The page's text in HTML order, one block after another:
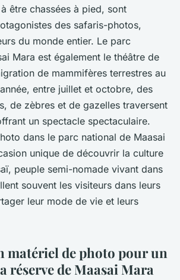
être chassées à pied, sont
des safaris-photos,
du monde entier. Le parc
Mara est également le théâtre de
de mammifères terrestres au
entre juillet et octobre, des
de zèbres et de gazelles traversent
un spectacle spectaculaire.
dans le parc national de Maasai
unique de découvrir la culture
peuple semi-nomade vivant dans
souvent les visiteurs dans leurs
leur mode de vie et leurs
matériel de photo pour un
réserve de Maasai Mara